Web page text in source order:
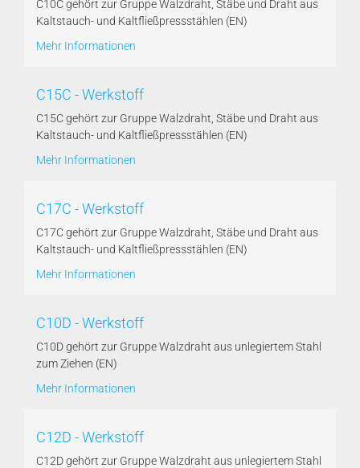
C10C gehört zur Gruppe Walzdraht, Stäbe und Draht aus
Kaltstauch- und Kaltfließpressstählen (EN)
Mehr Informationen
C15C - Werkstoff
C15C gehört zur Gruppe Walzdraht, Stäbe und Draht aus
Kaltstauch- und Kaltfließpressstählen (EN)
Mehr Informationen
C17C - Werkstoff
C17C gehört zur Gruppe Walzdraht, Stäbe und Draht aus
Kaltstauch- und Kaltfließpressstählen (EN)
Mehr Informationen
C10D - Werkstoff
C10D gehört zur Gruppe Walzdraht aus unlegiertem Stahl
zum Ziehen (EN)
Mehr Informationen
C12D - Werkstoff
C12D gehört zur Gruppe Walzdraht aus unlegiertem Stahl